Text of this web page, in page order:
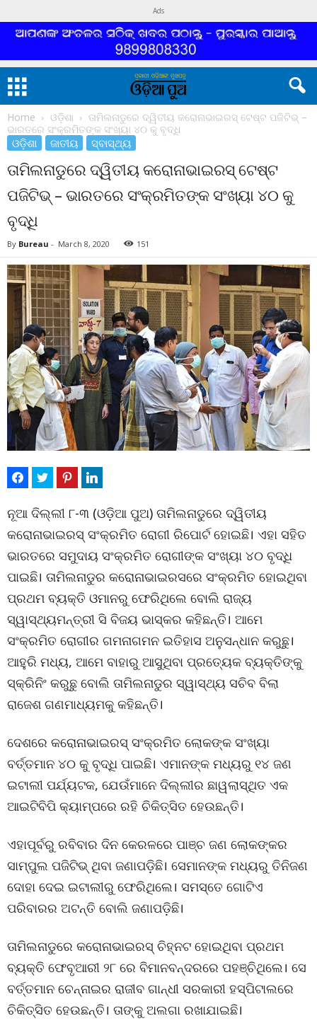
Ads
Home ଓଡ଼ିଶା
ତାମିଲନାଡୁରେ ଦ୍ୱିତୀୟ କରୋନାଭାଇରସ୍ ଟେଷ୍ଟ ପଜିଟିଭ୍ –
ଭାରତରେ ସଂକ୍ରମିତଙ୍କ ସଂଖ୍ୟା ୪୦ କୁ ବୃଦ୍ଧି
ଓଡ଼ିଶା ଜାତୀୟ ସ୍ବାସ୍ଥ୍ୟ
ତାମିଲନାଡୁରେ ଦ୍ୱିତୀୟ କରୋନାଭାଇରସ୍ ଟେଷ୍ଟ
ପଜିଟିଭ୍ – ଭାରତରେ ସଂକ୍ରମିତଙ୍କ ସଂଖ୍ୟା ୪୦ କୁ
ବୃଦ୍ଧି
By Bureau - March 8, 2020 151
ନୂଆ ଦିଲ୍ଲୀ ୮-୩ (ଓଡ଼ିଆ ପୁଅ) ତାମିଲନାଡୁରେ ଦ୍ୱିତୀୟ
କରୋନାଭାଇରସ୍ ସଂକ୍ରମିତ ରୋଗୀ ରିପୋର୍ଟ ହୋଇଛି। ଏହା ସହିତ
ଭାରତରେ ସମୁଦାୟ ସଂକ୍ରମିତ ରୋଗୀଙ୍କ ସଂଖ୍ୟା ୪୦ ବୃଦ୍ଧି
ପାଇଛି। ତାମିଲନାଡୁର କରୋନାଭାଇରସରେ ସଂକ୍ରମିତ ହୋଇଥିବା
ପ୍ରଥମ ବ୍ୟକ୍ତି ଓମାନରୁ ଫେରିଥିଲେ ବୋଲି ରାଜ୍ୟ
ସ୍ୱାସ୍ଥ୍ୟମନ୍ତ୍ରୀ ସି ବିଜୟ ଭାସ୍କର କହିଛନ୍ତି। ଆମେ
ସଂକ୍ରମିତ ରୋଗୀର ଗମନାଗମନ ଇତିହାସ ଅନୁସନ୍ଧାନ କରୁଛୁ।
ଆହୁରି ମଧ୍ୟ, ଆମେ ବାହାରୁ ଆସୁଥିବା ପ୍ରତ୍ୟେକ ବ୍ୟକ୍ତିଙ୍କୁ
ସ୍କ୍ରିନିଂ କରୁଛୁ ବୋଲି ତାମିଲନାଡୁର ସ୍ୱାସ୍ଥ୍ୟ ସଚିବ ବିଲା
ରାଜେଶ ଗଣମାଧ୍ୟମକୁ କହିଛନ୍ତି।
ଦେଶରେ କରୋନାଭାଇରସ୍ ସଂକ୍ରମିତ ଲୋକଙ୍କ ସଂଖ୍ୟା
ବର୍ତ୍ତମାନ ୪୦ କୁ ବୃଦ୍ଧି ପାଇଛି। ଏମାନଙ୍କ ମଧ୍ୟରୁ ୧୪ ଜଣ
ଇଟାଲୀ ପର୍ଯ୍ୟଟକ, ଯେଉଁମାନେ ଦିଲ୍ଲୀର ଛାୱଲାସ୍ଥିତ ଏକ
ଆଇଟିବିପି କ୍ୟାମ୍ପରେ ରହି ଚିକିତ୍ସିତ ହେଉଛନ୍ତି।
ଏହାପୂର୍ବରୁ ରବିବାର ଦିନ କେରଳରେ ପାଞ୍ଚ ଜଣ ଲୋକଙ୍କର
ସାମ୍ପୁଲ ପଜିଟିଭ୍ ଥିବା ଜଣାପଡ଼ିଛି। ସେମାନଙ୍କ ମଧ୍ୟରୁ ତିନିଜଣ
ଦୋହା ଦେଇ ଇଟାଲୀରୁ ଫେରିଥିଲେ। ସମସ୍ତେ ଗୋଟିଏ
ପରିବାରର ଅଟନ୍ତି ବୋଲି ଜଣାପଡ଼ିଛି।
ତାମିଲନାଡୁରେ କରୋନାଭାଇରସ୍ ଚିହ୍ନଟ ହୋଇଥିବା ପ୍ରଥମ
ବ୍ୟକ୍ତି ଫେବୃଆରୀ ୨୮ ରେ ବିମାନବନ୍ଦରରେ ପହଞ୍ଚିଥିଲେ। ସେ
ବର୍ତ୍ତମାନ ଚେନ୍ନାଇର ରାଜୀବ ଗାନ୍ଧୀ ସରକାରୀ ହସ୍ପିଟାଲରେ
ଚିକିତ୍ସିତ ହେଉଛନ୍ତି। ତାଙ୍କୁ ଅଲଗା ରଖାଯାଇଛି।